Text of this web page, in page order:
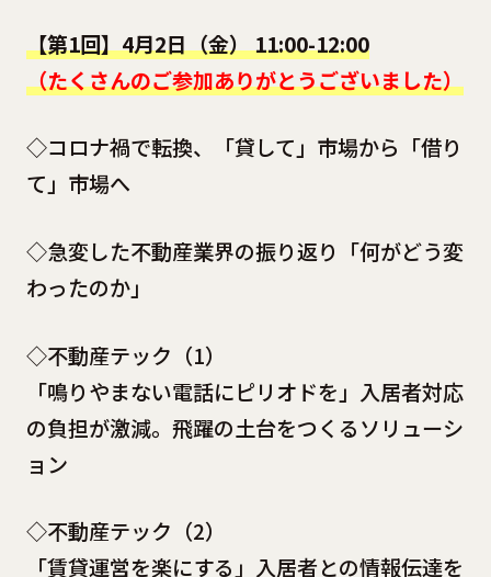
【第1回】4月2日（金） 11:00-12:00
（たくさんのご参加ありがとうございました）
◇コロナ禍で転換、「貸して」市場から「借り
て」市場へ
◇急変した不動産業界の振り返り「何がどう変
わったのか」
◇不動産テック（1）
「鳴りやまない電話にピリオドを」入居者対応
の負担が激減。飛躍の土台をつくるソリューシ
ョン
◇不動産テック（2）
「賃貸運営を楽にする」入居者との情報伝達を